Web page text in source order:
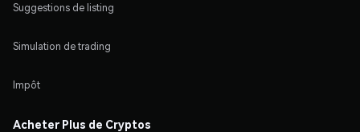
Suggestions de listing
Simulation de trading
Impôt
Acheter Plus de Cryptos